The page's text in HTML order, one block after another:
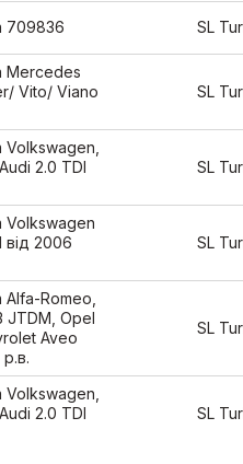
709836 SL
Mercedes
Vito/ Viano
SL
Volkswagen,
2.0 TDI
SL
Volkswagen
від 2006
SL
Alfa-Romeo,
JTDM, Opel
Aveo
р.в.
SL
Volkswagen,
2.0 TDI
SL